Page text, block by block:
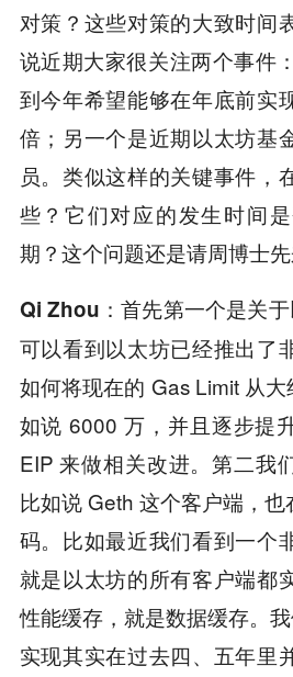
对策？这些对策的大致时间
说近期大家很关注两个事件
到今年希望能够在年底前实
倍；另一个是近期以太坊基
员。类似这样的关键事件，
些？它们对应的发生时间
期？这个问题还是请周博士先
Qi Zhou：首先第一个是关于
可以看到以太坊已经推出了
如何将现在的 Gas Limit 从
如说 6000 万，并且逐步提
EIP 来做相关改进。第二我
比如说 Geth 这个客户端，
码。比如最近我们看到一个
就是以太坊的所有客户端都
性能缓存，就是数据缓存。
实现其实在过去四、五年里